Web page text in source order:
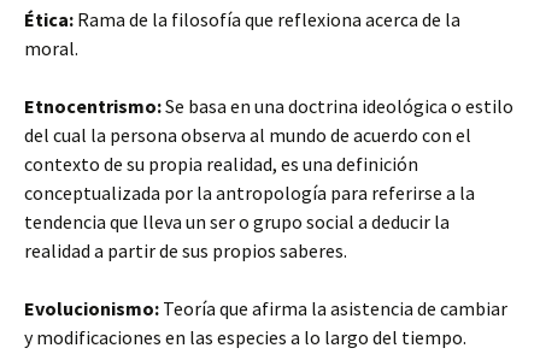
Ética: Rama de la filosofía que reflexiona acerca de la
moral.
Etnocentrismo:Se basa en una doctrina ideológica o estilo
del cual la persona observa al mundo de acuerdo con el
contexto de su propia realidad, es una definición
conceptualizada por la antropología para referirse a la
tendencia que lleva un ser o grupo social a deducir la
realidad a partir de sus propios saberes.
Evolucionismo: Teoría que afirma la asistencia de cambiar
y modificaciones en las especies a lo largo del tiempo.